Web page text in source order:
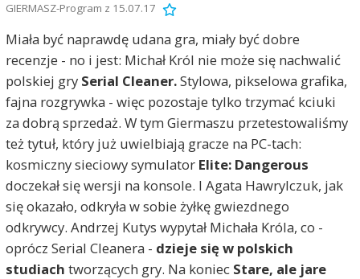
GIERMASZ-Program z 15.07.17
Miała być naprawdę udana gra, miały być dobre
recenzje - no i jest: Michał Król nie może się nachwalić
polskiej gry Serial Cleaner.Stylowa, pikselowa grafika,
fajna rozgrywka - więc pozostaje tylko trzymać kciuki
za dobrą sprzedaż. W tym Giermaszu przetestowaliśmy
też tytuł, który już uwielbiają gracze na PC-tach:
kosmiczny sieciowy symulator Elite: Dangerous
doczekał się wersji na konsole. I Agata Hawrylczuk, jak
się okazało, odkryła w sobie żyłkę gwiezdnego
odkrywcy. Andrzej Kutys wypytał Michała Króla, co -
oprócz Serial Cleanera - dzieje się w polskich
studiach tworzących gry. Na koniec Stare, ale jare